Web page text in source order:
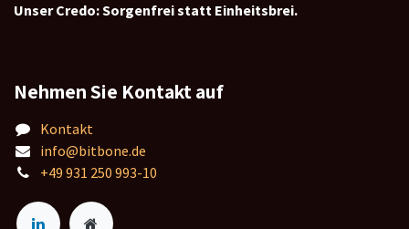
Unser Credo: Sorgenfrei statt Einheitsbrei.
Nehmen Sie Kontakt auf
Kontakt
info@bitbone.de
+49 931 250 993-10